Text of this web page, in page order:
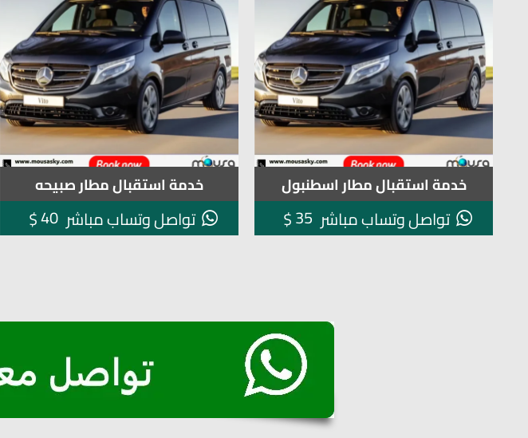
خدمة استقبال مطار اسطنبول
تواصل وتساب مباشر $35
خدمة استقبال مطار صبيحه
تواصل وتساب مباشر $40